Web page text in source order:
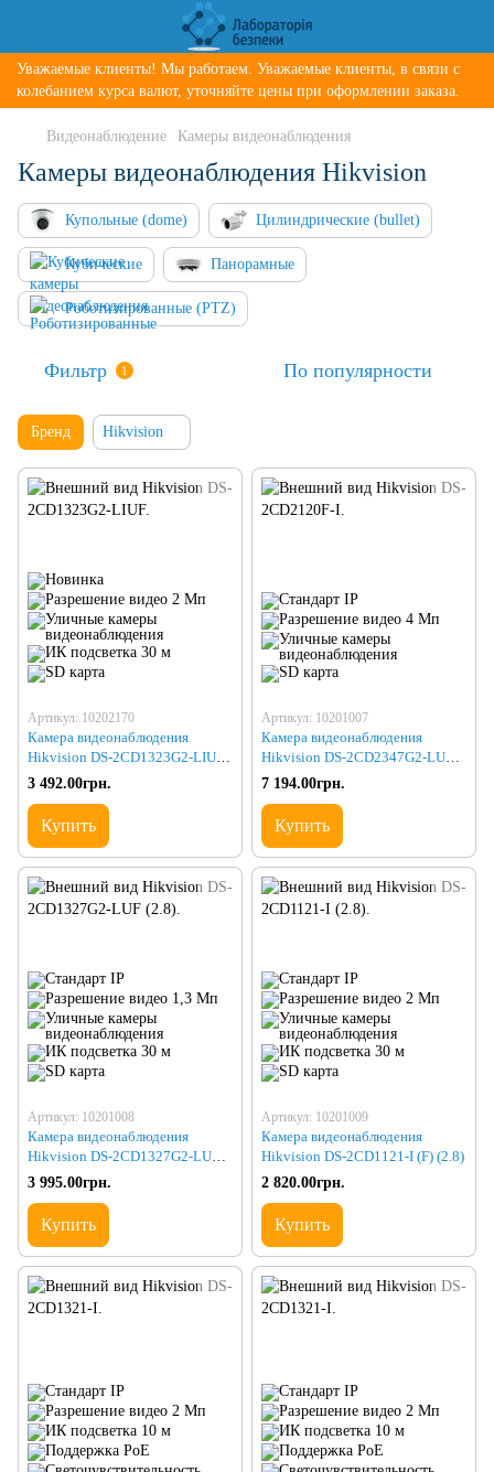
Уважаемые клиенты! Мы работаем. Уважаемые клиенты, в связи с
колебанием курса валют, уточняйте цены при оформлении заказа.
Видеонаблюдение Камеры видеонаблюдения
Камеры видеонаблюдения Hikvision
Купольные (dome) Цилиндрические (bullet)
Кубические Панорамные
Роботизированные (PTZ)
Фильтр 1 По популярности
Бренд Hikvision
Артикул: 10202170
Камера видеонаблюдения
Hikvision DS-2CD1323G2-LIUF
(2.8)
3 492.00грн.
Купить
Артикул: 10201007
Камера видеонаблюдения
Hikvision DS-2CD2347G2-LU
(2.8) (C) black
7 194.00грн.
Купить
Артикул: 10201008
Камера видеонаблюдения
Hikvision DS-2CD1327G2-LUF
(2.8)
3 995.00грн.
Купить
Артикул: 10201009
Камера видеонаблюдения
Hikvision DS-2CD1121-I (F) (2.8)
2 820.00грн.
Купить